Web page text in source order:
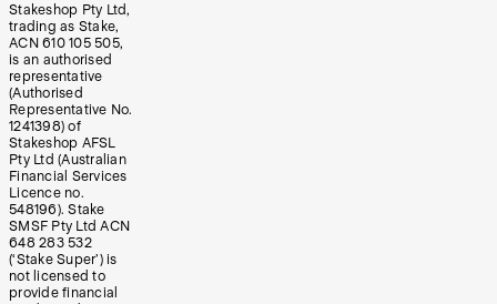
Stakeshop Pty Ltd,
trading as Stake,
ACN 610 105 505,
is an authorised
representative
(Authorised
Representative No.
1241398) of
Stakeshop AFSL
Pty Ltd (Australian
Financial Services
Licence no.
548196). Stake
SMSF Pty Ltd ACN
648 283 532
(‘Stake Super’) is
not licensed to
provide financial